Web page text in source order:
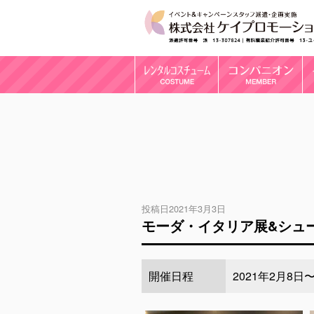
投稿日2021年3月3日
モーダ・イタリア展&シュ
開催日程 2021年2月8日